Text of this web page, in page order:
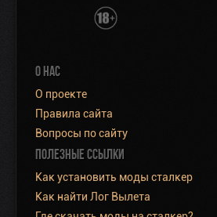
О НАС
О проекте
Правила сайта
Вопросы по сайту
ПОЛЕЗНЫЕ ССЫЛКИ
Как установить моды сталкер
Как найти Лог Вылета